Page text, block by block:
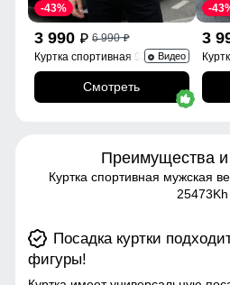
3 990 p 6 990p
-43%
Куртка спортивная 9623_1Kh
Видео
Смотреть
3
-
Преимущества
Куртка спортивная мужская
25473Kh
Посадка куртки
фигуры!